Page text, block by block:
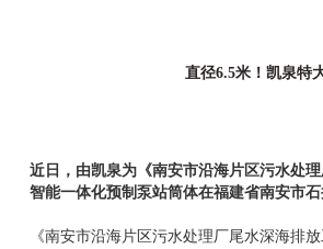
直径6.5米！凯泉特
近日，由凯泉为《南安市沿海片区污水处
智能一体化预制泵站筒体在福建省南安市石
《南安市沿海片区污水处理厂尾水深海排